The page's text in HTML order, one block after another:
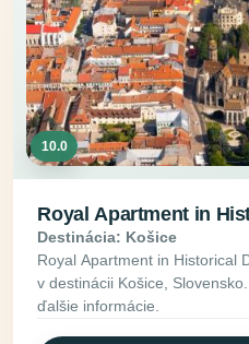
10.0
Royal Apartment in
Destinácia: Košice
Royal Apartment in Historical
v destinácii Košice,
ďalšie informácie.